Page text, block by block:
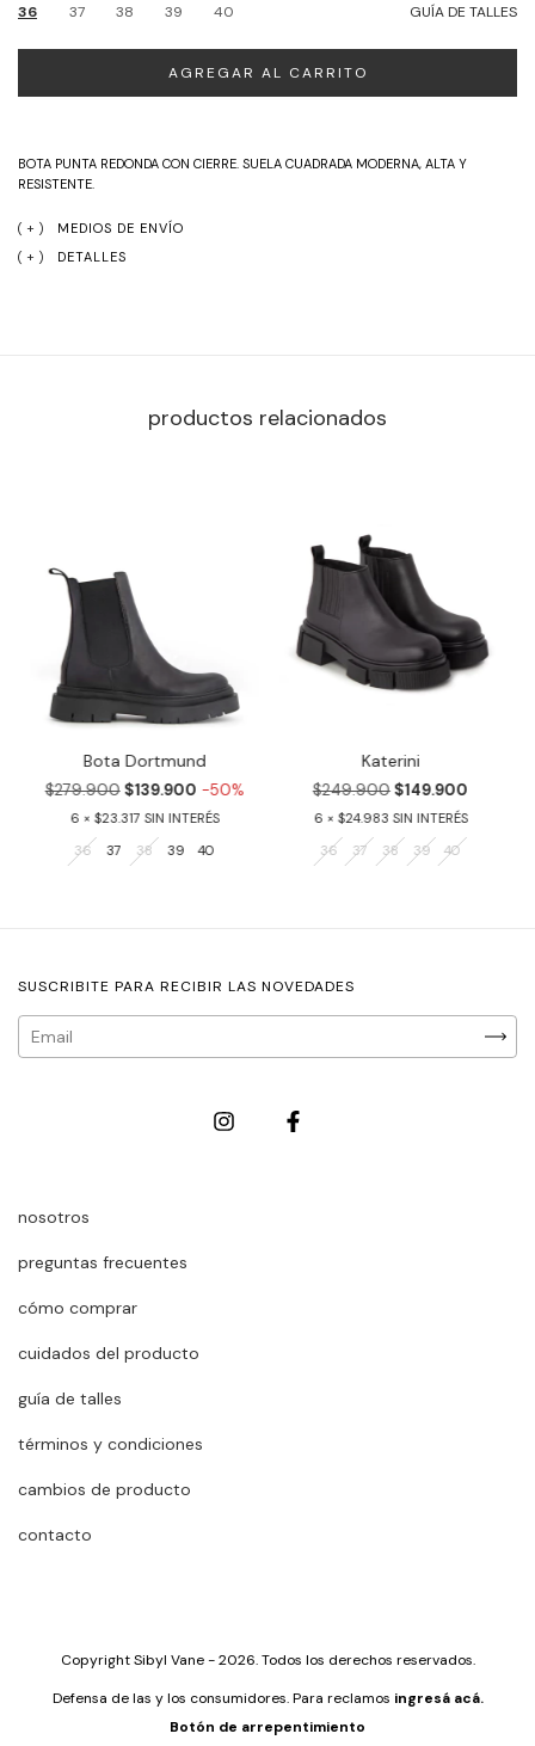
36 37 38 39 40 GUÍA DE TALLES
BOTA PUNTA REDONDA CON CIERRE. SUELA CUADRADA MODERNA, ALTA Y
RESISTENTE.
MEDIOS DE ENVÍO
DETALLES
productos relacionados
Bota Dortmund
$279.900 $139.900 -50%
6
$23.317
36
37 38 39 40
Katerini
$249.900$149.900
6
$24.983
36
37 38 39 40
SUSCRIBITE PARA RECIBIR LAS NOVEDADES
nosotros
preguntas frecuentes
cómo comprar
cuidados del producto
guía de talles
términos y condiciones
cambios de producto
contacto
Copyright Sibyl Vane - 2026. Todos los derechos reservados.
Defensa de las y los consumidores. Para reclamos ingresá acá.
Botón de arrepentimiento